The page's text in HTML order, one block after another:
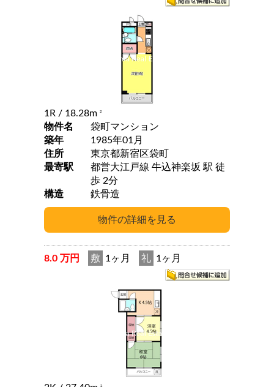
1R / 18.28m 2
物件名
袋町マンション
築年
1985年01月
住所
東京都新宿区袋町
最寄駅
都営大江戸線 牛込神楽坂 駅 徒
歩 2分
構造
鉄骨造
8.0 万円 敷 1ヶ月 礼 1ヶ月
2